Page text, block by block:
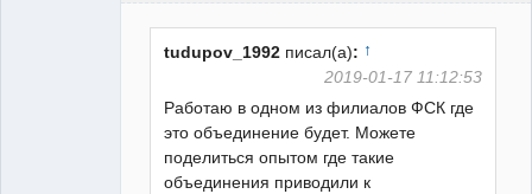
tudupov_1992 писал(а): ↑
2019-01-17 11:12:53
Работаю в одном из филиалов ФСК где
это объединение будет. Можете
поделиться опытом где такие
объединения приводили к